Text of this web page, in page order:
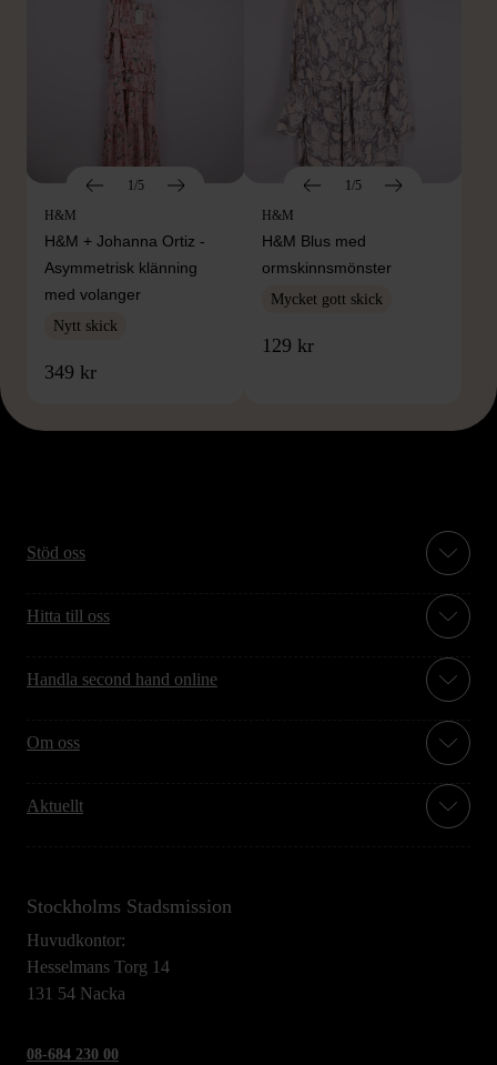
1/5
H&M
H&M + Johanna Ortiz -
Asymmetrisk klänning
med volanger
Nytt skick
349 kr
1/5
H&M
H&M Blus med
ormskinnsmönster
Mycket gott skick
129 kr
Stöd oss
Hitta till oss
Handla second hand online
Om oss
Aktuellt
Stockholms Stadsmission
Huvudkontor:
Hesselmans Torg 14
131 54 Nacka
08-684 230 00